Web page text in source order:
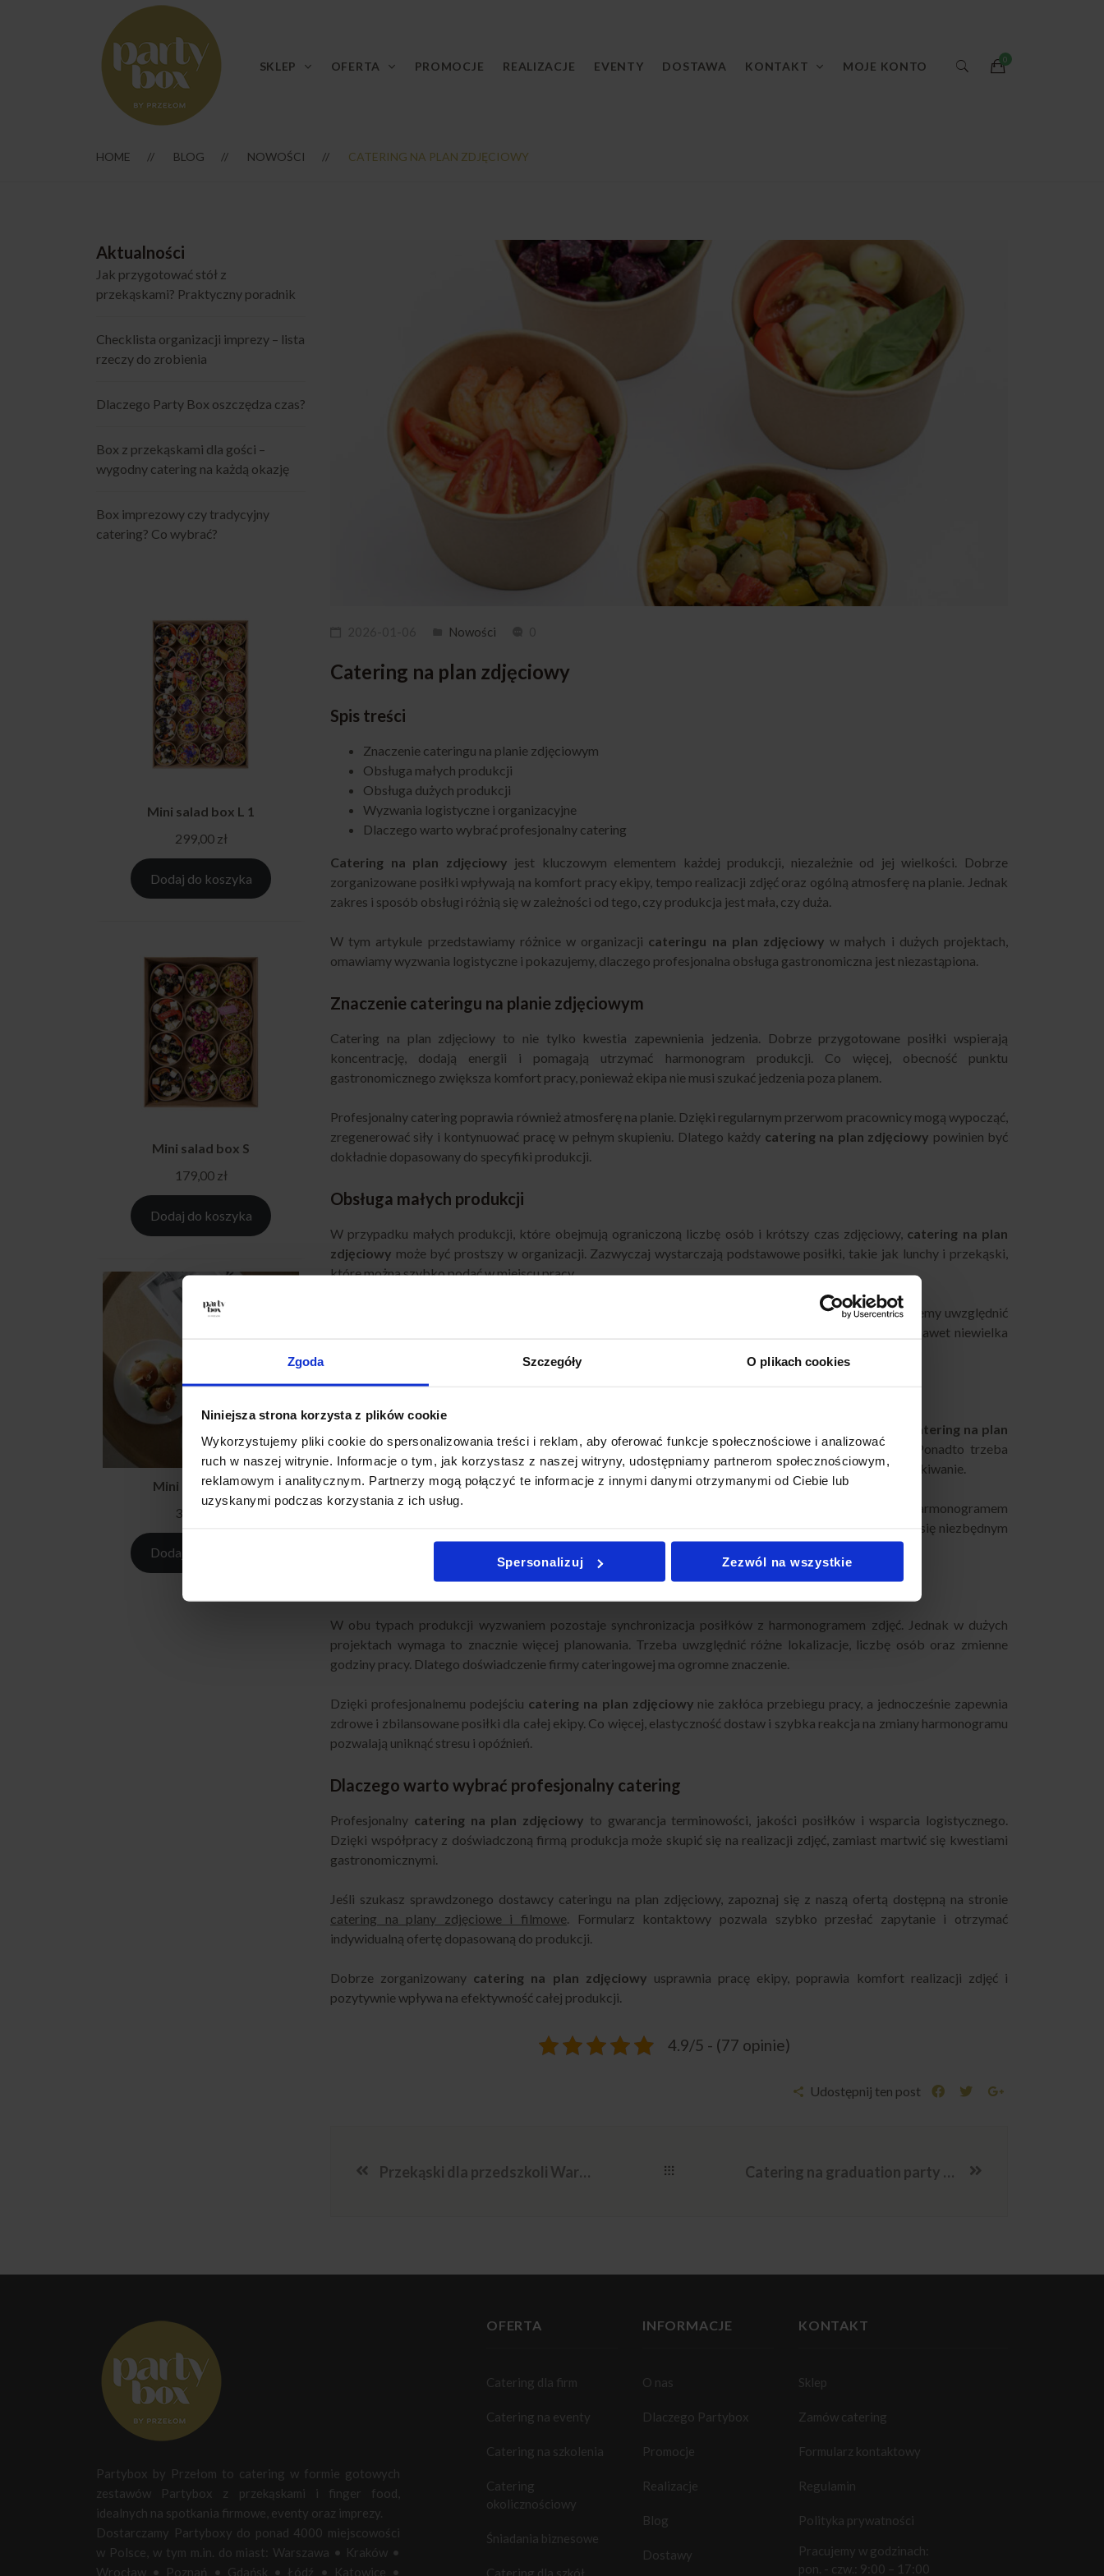
Zgoda Szczegóły O plikach cookies
Niniejsza strona korzysta z plików cookie
Wykorzystujemy pliki cookie do spersonalizowania treści i reklam, aby oferować funkcje społecznościowe i analizować
ruch w naszej witrynie. Informacje o tym, jak korzystasz z naszej witryny, udostępniamy partnerom społecznościowym,
reklamowym i analitycznym. Partnerzy mogą połączyć te informacje z innymi danymi otrzymanymi od Ciebie lub
uzyskanymi podczas korzystania z ich usług.
Spersonalizuj Zezwól na wszystkie
SKLEP OFERTA PROMOCJE REALIZACJE EVENTY DOSTAWA KONTAKT MOJE KONTO
HOME BLOG NOWOŚCI CATERING NA PLAN ZDJĘCIOWY
Aktualności
Jak przygotować stół z
przekąskami? Praktyczny poradnik
Checklista organizacji imprezy – lista
rzeczy do zrobienia
Dlaczego Party Box oszczędza czas?
Box z przekąskami dla gości –
wygodny catering na każdą okazję
Box imprezowy czy tradycyjny
catering? Co wybrać?
Mini salad box L 1
299,00 zł
Dodaj do koszyka
Mini salad box S
179,00 zł
Dodaj do koszyka
Mini burger box
349,00zł
Dodaj do koszyka
Nowości
Catering na plan zdjęciowy
Spis treści
Znaczenie cateringu na planie zdjęciowym
Obsługa małych produkcji
Obsługa dużych produkcji
Wyzwania logistyczne i organizacyjne
Dlaczego warto wybrać profesjonalny catering
Catering na plan zdjęciowy jest kluczowym elementem każdej produkcji, niezależnie od jej wielkości. Dobrze
zorganizowane posiłki wpływają na komfort pracy ekipy, tempo realizacji zdjęć oraz ogólną atmosferę na planie. Jednak
zakres i sposób obsługi różnią się w zależności od tego, czy produkcja jest mała, czy duża.
W tym artykule przedstawiamy różnice w organizacji cateringu na plan zdjęciowy w małych i dużych projektach,
omawiamy wyzwania logistyczne i pokazujemy, dlaczego profesjonalna obsługa gastronomiczna jest niezastąpiona.
Znaczenie cateringu na planie zdjęciowym
Catering na plan zdjęciowy to nie tylko kwestia zapewnienia jedzenia. Dobrze przygotowane posiłki wspierają
koncentrację, dodają energii i pomagają utrzymać harmonogram produkcji. Co więcej, obecność punktu
gastronomicznego zwiększa komfort pracy, ponieważ ekipa nie musi szukać jedzenia poza planem.
Profesjonalny catering poprawia również atmosferę na planie. Dzięki regularnym przerwom pracownicy mogą wypocząć,
zregenerować siły i kontynuować pracę w pełnym skupieniu. Dlatego każdy catering na plan zdjęciowy powinien być
dokładnie dopasowany do specyfiki produkcji.
Obsługa małych produkcji
W przypadku małych produkcji, które obejmują ograniczoną liczbę osób i krótszy czas zdjęciowy, catering na plan
zdjęciowy może być prostszy w organizacji. Zazwyczaj wystarczają podstawowe posiłki, takie jak lunchy i przekąski,
które można szybko podać w miejscu pracy.
Co więcej, w małych produkcjach łatwiej jest dostosować menu do indywidualnych potrzeb ekipy. Możemy uwzględnić
alergie i wykluczenia dietetyczne, a jednocześnie zachować elastyczność harmonogramu. Dzięki temu nawet niewielka
catering na plan
zdjęciowyobejmuje często pełne wyżywienie — śniadanie, drugie śniadanie, lunch i podwieczorek. Ponadto trzeba
dostarczyć posiłki do różnych lokalizacji planu, czasami równocześnie, aby ekipa nie traciła czasu na oczekiwanie.
W dużych produkcjach szczególnie istotna jest logistyka. Liczy się punktualność dostaw, koordynacja z harmonogramem
zdjęć i możliwość szybkiej reakcji na zmiany liczby osób. W tym przypadku profesjonalny catering staje się niezbędnym
wsparciem dla producentów i reżyserów.
W obu typach produkcji wyzwaniem pozostaje synchronizacja posiłków z harmonogramem zdjęć. Jednak w dużych
projektach wymaga to znacznie więcej planowania. Trzeba uwzględnić różne lokalizacje, liczbę osób oraz zmienne
godziny pracy. Dlatego doświadczenie firmy cateringowej ma ogromne znaczenie.
Dzięki profesjonalnemu podejściu catering na plan zdjęciowy nie zakłóca przebiegu pracy, a jednocześnie zapewnia
zdrowe i zbilansowane posiłki dla całej ekipy. Co więcej, elastyczność dostaw i szybka reakcja na zmiany harmonogramu
pozwalają uniknąć stresu i opóźnień.
Dlaczego warto wybrać profesjonalny catering
Profesjonalny catering na plan zdjęciowy to gwarancja terminowości, jakości posiłków i wsparcia logistycznego.
Dzięki współpracy z doświadczoną firmą produkcja może skupić się na realizacji zdjęć, zamiast martwić się kwestiami
gastronomicznymi.
Jeśli szukasz sprawdzonego dostawcy cateringu na plan zdjęciowy, zapoznaj się z naszą ofertą dostępną na stronie
catering na plany zdjęciowe i filmowe . Formularz kontaktowy pozwala szybko przesłać zapytanie i otrzymać
indywidualną ofertę dopasowaną do produkcji.
Dobrze zorganizowany catering na plan zdjęciowy usprawnia pracę ekipy, poprawia komfort realizacji zdjęć i
pozytywnie wpływa na efektywność całej produkcji.
4.9/5 - (77 opinie)
Udostępnij ten post
Przekąski dla przedszkoli Warszawa – pomysły i inspiracje Catering na graduation party – jak zaplanować jedzenie dla większej grupy
Partybox by Przełom to catering w formie gotowych
zestawów Partybox z przekąskami i finger food,
idealnych na spotkania firmowe, eventy oraz imprezy.
Dostarczamy Partyboxy do ponad 4000 miejscowości
w Polsce, w tym m.in. do miast: Warszawa • Kraków •
Wrocław • Poznań • Gdańsk • Łódź • Katowice •
OFERTA
Catering dla firm
Catering na eventy
Catering na szkolenia
Catering
okolicznościowy
Śniadania biznesowe
Catering dla szkół
INFORMACJE
O nas
Dlaczego Partybox
Promocje
Realizacje
Blog
Dostawy
KONTAKT
Sklep
Zamów catering
Formularz kontaktowy
Regulamin
Polityka prywatności
Pracujemy w godzinach:
pon. - czw.: 9:00 – 17:00